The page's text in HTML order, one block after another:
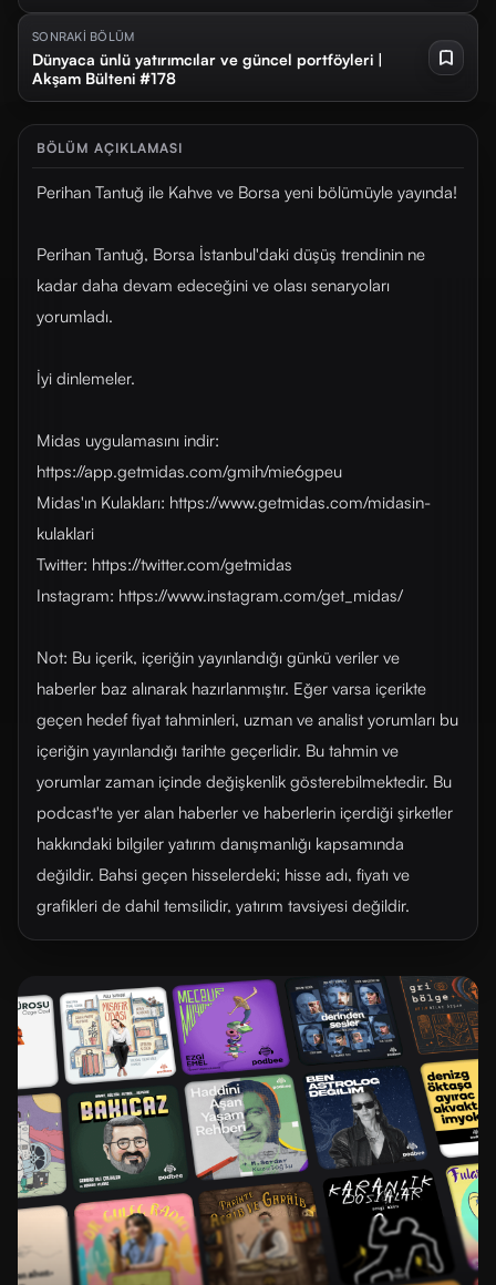
SONRAKİ BÖLÜM
Dünyaca ünlü yatırımcılar ve güncel portföyleri |
Akşam Bülteni #178
BÖLÜM AÇIKLAMASI
Perihan Tantuğ ile Kahve ve Borsa yeni bölümüyle yayında!
Perihan Tantuğ, Borsa İstanbul'daki düşüş trendinin ne
kadar daha devam edeceğini ve olası senaryoları
yorumladı.
İyi dinlemeler.
Midas uygulamasını indir:
https://app.getmidas.com/gmih/mie6gpeu
Midas'ın Kulakları: https://www.getmidas.com/midasin-
kulaklari
Twitter: https://twitter.com/getmidas
Instagram: https://www.instagram.com/get_midas/
Not: Bu içerik, içeriğin yayınlandığı günkü veriler ve
haberler baz alınarak hazırlanmıştır. Eğer varsa içerikte
geçen hedef fiyat tahminleri, uzman ve analist yorumları bu
içeriğin yayınlandığı tarihte geçerlidir. Bu tahmin ve
yorumlar zaman içinde değişkenlik gösterebilmektedir. Bu
podcast'te yer alan haberler ve haberlerin içerdiği şirketler
hakkındaki bilgiler yatırım danışmanlığı kapsamında
değildir. Bahsi geçen hisselerdeki; hisse adı, fiyatı ve
grafikleri de dahil temsilidir, yatırım tavsiyesi değildir.